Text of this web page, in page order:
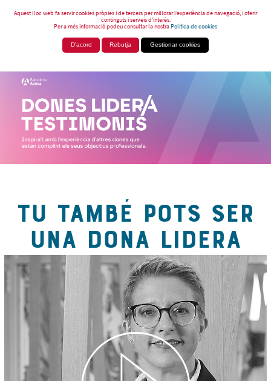
Aquest lloc web fa servir cookies pròpies i de tercers per millorar l’experiència de navegació, i oferir
continguts i serveis d’interès.
Per a més informació podeu consultar la nostraPolítica de cookies
D'acord Rebutja Gestionar cookies
TU TAMBÉ POTS SER
UNA DONA LIDERA